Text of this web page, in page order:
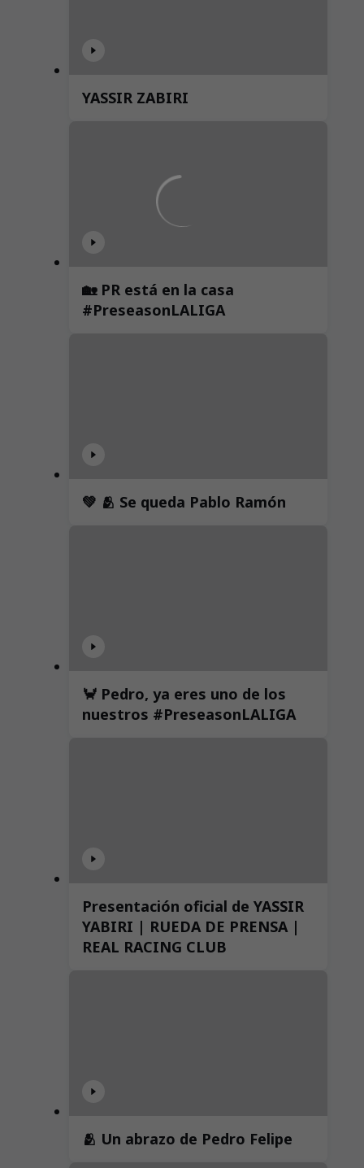
YASSIR ZABIRI
🏡 PR está en la casa
#PreseasonLALIGA
💚 🫂 Se queda Pablo Ramón
🦀 Pedro, ya eres uno de los
nuestros #PreseasonLALIGA
Presentación oficial de YASSIR
YABIRI | RUEDA DE PRENSA |
REAL RACING CLUB
🫂 Un abrazo de Pedro Felipe